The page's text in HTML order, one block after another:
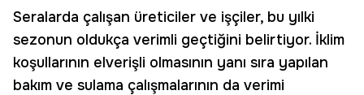
Seralarda çalışan üreticiler ve işçiler, bu yılki
sezonun oldukça verimli geçtiğini belirtiyor. İklim
koşullarının elverişli olmasının yanı sıra yapılan
bakım ve sulama çalışmalarının da verimi